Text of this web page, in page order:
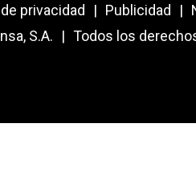
privacidad | Publicidad |
S.A.
| Todos los